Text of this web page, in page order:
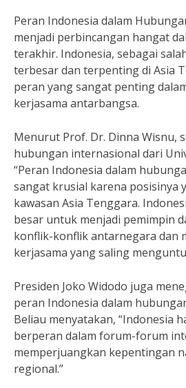
Peran Indonesia dalam
menjadi perbincangan hangat
terakhir. Indonesia, sebagai
terbesar dan terpenting di Asia
peran yang sangat penting
kerjasama antarbangsa.
Menurut Prof. Dr. Dinna Wisnu,
hubungan internasional dari
“Peran Indonesia dalam
sangat krusial karena posisinya
kawasan Asia Tenggara.
besar untuk menjadi pemimpin
konflik-konflik antarnegara dan
kerjasama yang saling
Presiden Joko Widodo juga
peran Indonesia dalam
Beliau menyatakan, “Indonesia
berperan dalam forum-forum
memperjuangkan kepentingan
regional.”